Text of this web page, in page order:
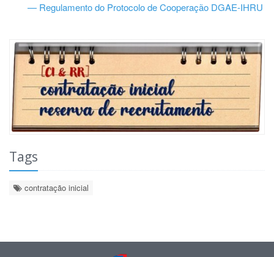
— Regulamento do Protocolo de Cooperação DGAE-IHRU
Tags
contratação inicial